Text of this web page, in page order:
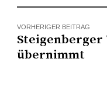
VORHERIGER BEITRAG
Steigenberger
übernimmt